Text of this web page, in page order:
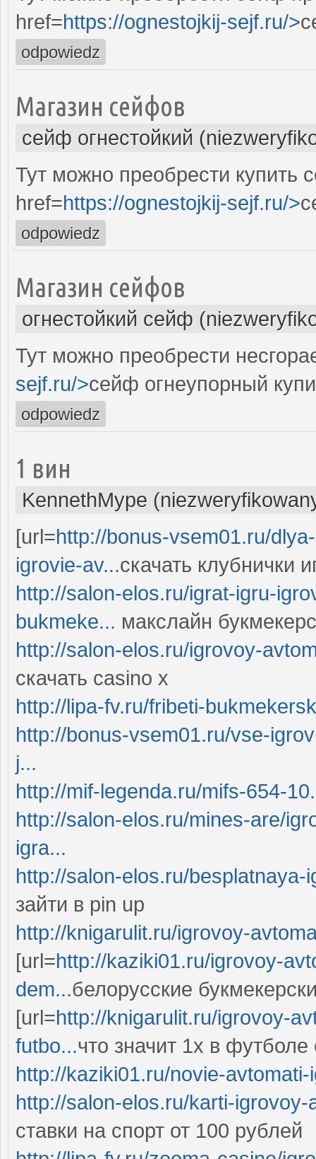
href=https://ognestojkij-sejf.ru/>
odpowiedz
Магазин сейфов
сейф огнестойкий
Тут можно преобрести купить
href=https://ognestojkij-sejf.ru/>
odpowiedz
Магазин сейфов
огнестойкий сейф
Тут можно преобрести
sejf.ru/>сейф огнеупорный
odpowiedz
1 вин
KennethMype
[url=http://bonus-vsem01.ru/
igrovie-av...скачать клубнички
http://salon-elos.ru/igrat-igru-
bukmeke... макслайн
http://salon-elos.ru/igrovoy-
скачать casino x
http://lipa-fv.ru/fribeti-
http://bonus-vsem01.ru/vse-
j...
http://mif-legenda.ru/mifs-654-
http://salon-elos.ru/mines-are/
igra...
http://salon-elos.ru/
зайти в pin up
http://knigarulit.ru/igrovoy-
[url=http://kaziki01.ru/igrovoy-
dem...белорусские
[url=http://knigarulit.ru/igrovoy-
futbo...что значит 1х в футболе
http://kaziki01.ru/novie-
http://salon-elos.ru/karti-
ставки на спорт от 100 рублей